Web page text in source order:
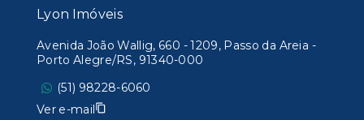
Lyon Imóveis
Avenida João Wallig, 660 - 1209, Passo da Areia -
Porto Alegre/RS, 91340-000
(51) 98228-6060
Ver e-mail